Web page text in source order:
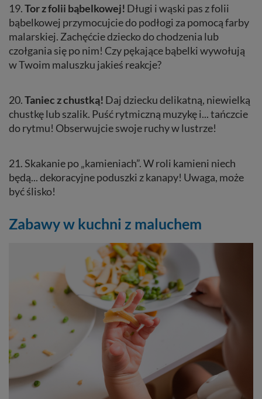
19.Tor z folii bąbelkowej! Długi i wąski pas z folii
bąbelkowej przymocujcie do podłogi za pomocą farby
malarskiej. Zachęćcie dziecko do chodzenia lub
czołgania się po nim! Czy pękające bąbelki wywołują
w Twoim maluszku jakieś reakcje?
20.Taniec z chustką! Daj dziecku delikatną, niewielką
chustkę lub szalik. Puść rytmiczną muzykę i... tańczcie
do rytmu! Obserwujcie swoje ruchy w lustrze!
21. Skakanie po „kamieniach”. W roli kamieni niech
będą... dekoracyjne poduszki z kanapy! Uwaga, może
być ślisko!
Zabawy w kuchni z maluchem